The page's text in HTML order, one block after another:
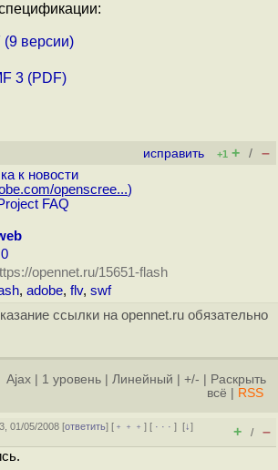
версии)
3 (PDF)
исправить +1 + / –
к новости
openscree...)
FAQ
opennet.ru/15651-flash
, adobe, flv, swf
ссылки на opennet.ru обязательно
Ajax 1 уровень Линейный +/-
Раскрыть
всё
RSS
01/05/2008 [ответить] [ ﹢﹢﹢] [ · · ·][↓]
+ / –